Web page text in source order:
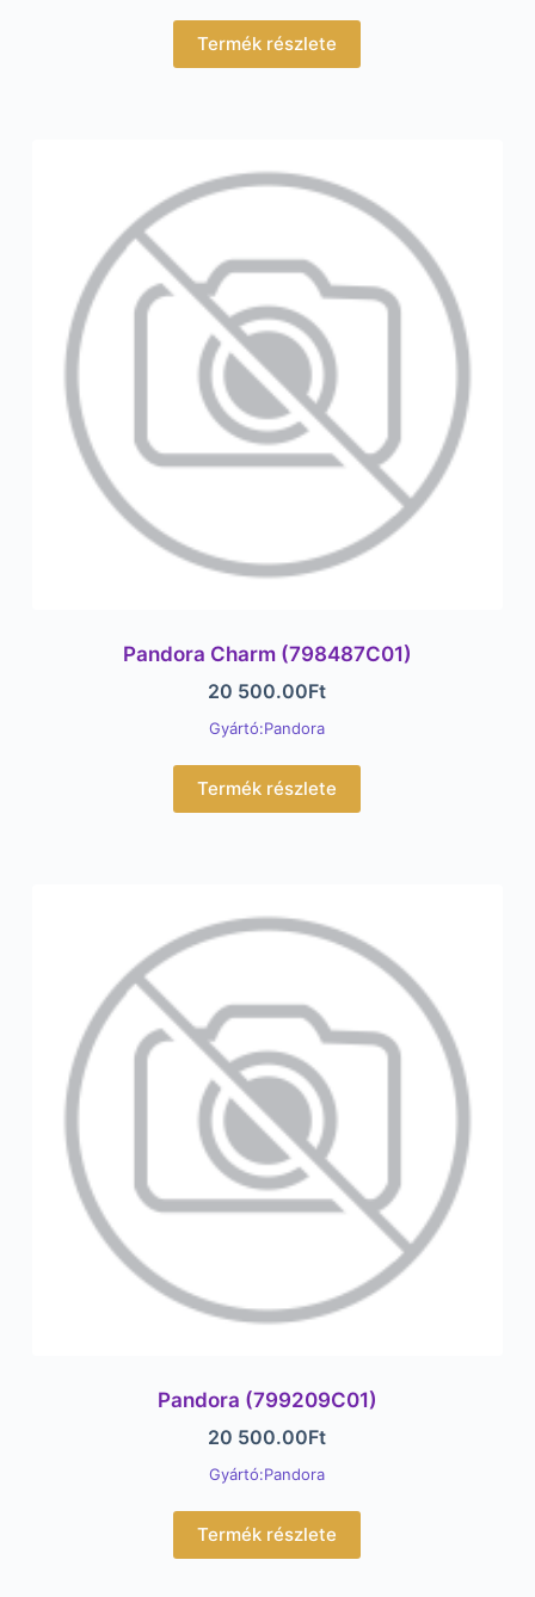
Termék részlete
Pandora Charm (798487C01)
20 500.00Ft
Gyártó:Pandora
Termék részlete
Pandora (799209C01)
20 500.00Ft
Gyártó:Pandora
Termék részlete